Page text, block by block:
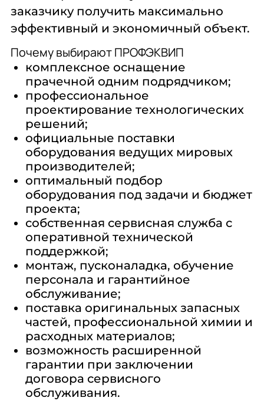
22
25
28
30
32
35
38
40
45
50
55
60
65
70
75
80
85
90
95
100
110
120
125
140
150
170
200
230
270
Полное Время Цикла, Мин:
заказчику получить максимально
эффективный и экономичный объект.
Почему выбирают ПРОФЭКВИП
комплексное оснащение
прачечной одним подрядчиком;
профессиональное
проектирование технологических
решений;
официальные поставки
оборудования ведущих мировых
производителей;
оптимальный подбор
оборудования под задачи и бюджет
проекта;
собственная сервисная служба с
оперативной технической
поддержкой;
монтаж, пусконаладка, обучение
персонала и гарантийное
обслуживание;
поставка оригинальных запасных
частей, профессиональной химии и
расходных материалов;
возможность расширенной
гарантии при заключении
договора сервисного
обслуживания.